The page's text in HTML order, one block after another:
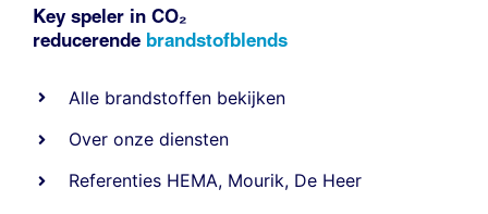
Key speler in CO₂
reducerende brandstofblends
Alle brandstoffen bekijken
Over onze diensten
Referenties HEMA, Mourik, De Heer